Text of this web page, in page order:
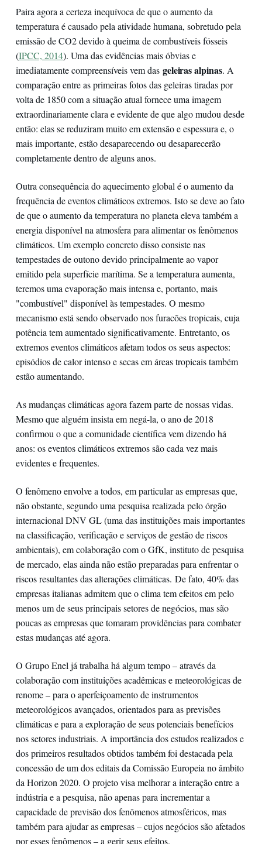
Paira agora a certeza inequívoca de que o aumento da
temperatura é causado pela atividade humana, sobretudo pela
emissão de CO2 devido à queima de combustíveis fósseis
(IPCC, 2014). Uma das evidências mais óbvias e
imediatamente compreensíveis vem das geleiras alpinas. A
comparação entre as primeiras fotos das geleiras tiradas por
volta de 1850 com a situação atual fornece uma imagem
extraordinariamente clara e evidente de que algo mudou desde
então: elas se reduziram muito em extensão e espessura e, o
mais importante, estão desaparecendo ou desaparecerão
completamente dentro de alguns anos.
Outra consequência do aquecimento global é o aumento da
frequência de eventos climáticos extremos. Isto se deve ao fato
de que o aumento da temperatura no planeta eleva também a
energia disponível na atmosfera para alimentar os fenômenos
climáticos. Um exemplo concreto disso consiste nas
tempestades de outono devido principalmente ao vapor
emitido pela superfície marítima. Se a temperatura aumenta,
teremos uma evaporação mais intensa e, portanto, mais
"combustível" disponível às tempestades. O mesmo
mecanismo está sendo observado nos furacões tropicais, cuja
potência tem aumentado significativamente. Entretanto, os
extremos eventos climáticos afetam todos os seus aspectos:
episódios de calor intenso e secas em áreas tropicais também
estão aumentando.
As mudanças climáticas agora fazem parte de nossas vidas.
Mesmo que alguém insista em negá-la, o ano de 2018
confirmou o que a comunidade científica vem dizendo há
anos: os eventos climáticos extremos são cada vez mais
evidentes e frequentes.
O fenômeno envolve a todos, em particular as empresas que,
não obstante, segundo uma pesquisa realizada pelo órgão
internacional DNV GL (uma das instituições mais importantes
na classificação, verificação e serviços de gestão de riscos
ambientais), em colaboração com o GfK, instituto de pesquisa
de mercado, elas ainda não estão preparadas para enfrentar o
riscos resultantes das alterações climáticas. De fato, 40% das
empresas italianas admitem que o clima tem efeitos em pelo
menos um de seus principais setores de negócios, mas são
poucas as empresas que tomaram providências para combater
estas mudanças até agora.
O Grupo Enel já trabalha há algum tempo – através da
colaboração com instituições acadêmicas e meteorológicas de
renome – para o aperfeiçoamento de instrumentos
meteorológicos avançados, orientados para as previsões
climáticas e para a exploração de seus potenciais benefícios
nos setores industriais. A importância dos estudos realizados e
dos primeiros resultados obtidos também foi destacada pela
concessão de um dos editais da Comissão Europeia no âmbito
da Horizon 2020. O projeto visa melhorar a interação entre a
indústria e a pesquisa, não apenas para incrementar a
capacidade de previsão dos fenômenos atmosféricos, mas
também para ajudar as empresas – cujos negócios são afetados
por esses fenômenos – a gerir seus efeitos.